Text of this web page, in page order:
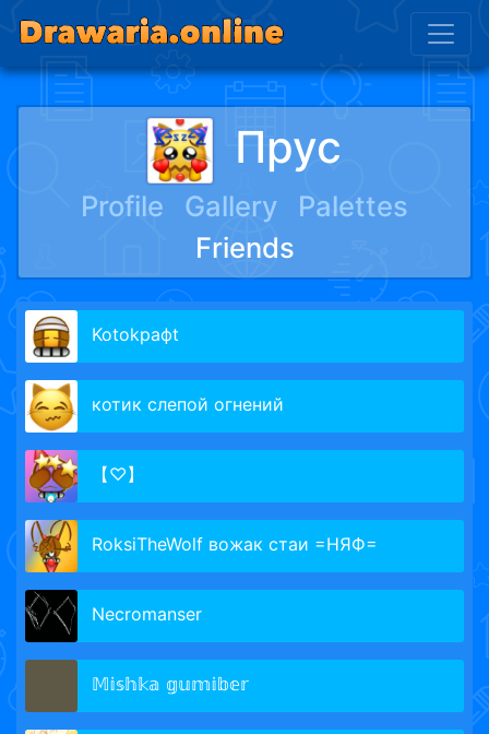
Прус
Profile Gallery
Palettes
Friends
Kotokрафt
котик слепой огнений
【♡】
RoksiTheWolf вожак стаи =НЯФ=
Necromanser
𝕄𝕚𝕤𝕙𝕜𝕒 𝕘𝕦𝕞𝕚𝕓𝕖𝕣